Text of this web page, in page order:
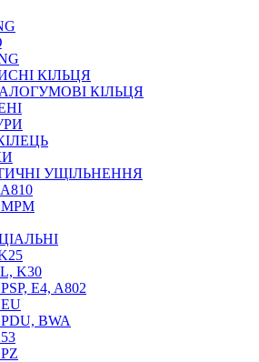
ДЛЯ ШПРИЦІВ
КІЛЬЦЯ
КІЛЬЦЯ
УЩІЛЬНЕННЯ
K30
E4, A802
BWA